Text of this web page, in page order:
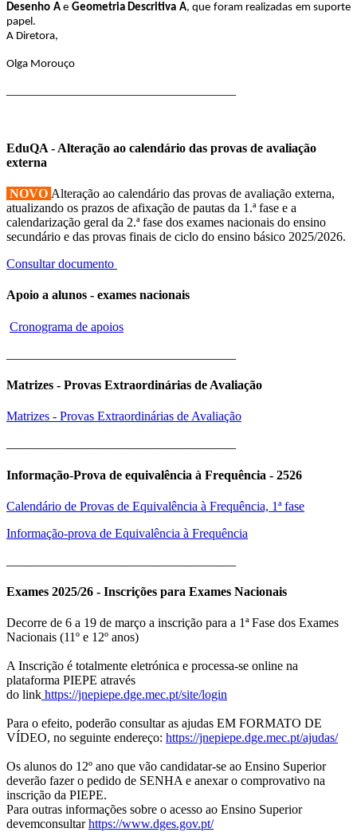
Desenho Ae Geometria Descritiva A, que foram realizadas em suporte
papel.
A Diretora,
Olga Morouço
EduQA - Alteração ao calendário das provas de avaliação
externa
NOVO Alteração ao calendário das provas de avaliação externa,
atualizando os prazos de afixação de pautas da 1.ª fase e a
calendarização geral da 2.ª fase dos exames nacionais do ensino
secundário e das provas finais de ciclo do ensino básico 2025/2026.
Consultar documento
Apoio a alunos - exames nacionais
Cronograma de apoios
Matrizes - Provas Extraordinárias de Avaliação
Matrizes - Provas Extraordinárias de Avaliação
Informação-Prova de equivalência à Frequência - 2526
Calendário de Provas de Equivalência à Frequência, 1ª fase
Informação-prova de Equivalência à Frequência
Exames 2025/26 - Inscrições para Exames Nacionais
Decorre de 6 a 19 de março a inscrição para a 1ª Fase dos Exames
Nacionais (11º e 12º anos)
A Inscrição é totalmente eletrónica e processa-se online na
plataforma PIEPE através
do link https://jnepiepe.dge.mec.pt/site/login
Para o efeito, poderão consultar as ajudas EM FORMATO DE
VÍDEO, no seguinte endereço: https://jnepiepe.dge.mec.pt/ajudas/
Os alunos do 12º ano que vão candidatar-se ao Ensino Superior
deverão fazer o pedido de SENHA e anexar o comprovativo na
inscrição da PIEPE.
Para outras informações sobre o acesso ao Ensino Superior
devemconsultarhttps://www.dges.gov.pt/